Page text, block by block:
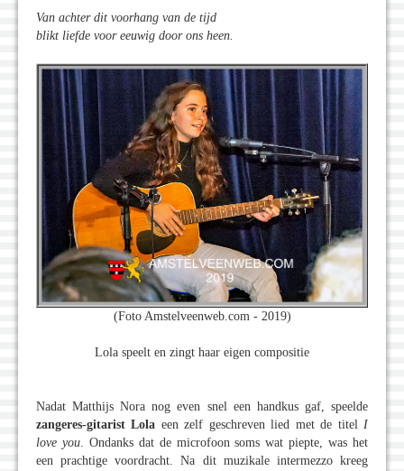
Van achter dit voorhang van de tijd
blikt liefde voor eeuwig door ons heen.
(Foto Amstelveenweb.com - 2019)
Lola speelt en zingt haar eigen compositie
Nadat Matthijs Nora nog even snel een handkus gaf, speelde
zangeres-gitarist Lola een zelf geschreven lied met de titelI
love you. Ondanks dat de microfoon soms wat piepte, was het
een prachtige voordracht. Na dit muzikale intermezzo kreeg